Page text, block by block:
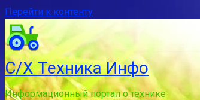
Перейти к контенту
С/Х Техника Инфо
Информационный портал о технике